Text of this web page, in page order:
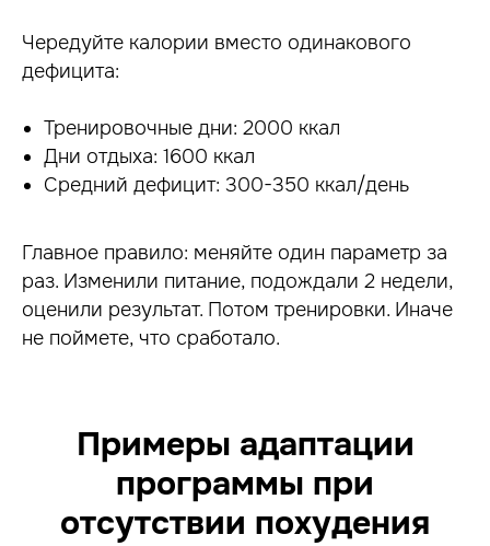
Чередуйте калории вместо одинакового
дефицита:
Тренировочные дни: 2000 ккал
Дни отдыха: 1600 ккал
Средний дефицит: 300-350 ккал/день
Главное правило: меняйте один параметр за
раз. Изменили питание, подождали 2 недели,
оценили результат. Потом тренировки. Иначе
не поймете, что сработало.
Примеры адаптации
программы при
отсутствии похудения